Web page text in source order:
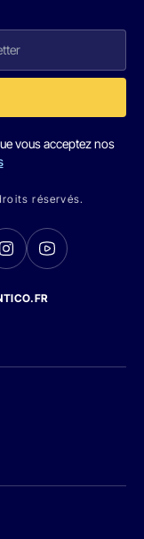
vous acceptez nos
réservés.